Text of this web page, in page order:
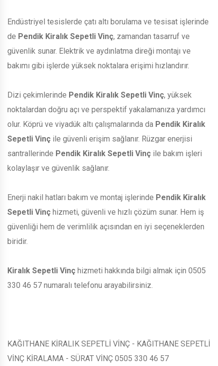
Endüstriyel tesislerde çatı altı borulama ve tesisat işlerinde
de Pendik Kiralık Sepetli Vinç, zamandan tasarruf ve
güvenlik sunar. Elektrik ve aydınlatma direği montajı ve
bakımı gibi işlerde yüksek noktalara erişimi hızlandırır.
Dizi çekimlerinde Pendik Kiralık Sepetli Vinç, yüksek
noktalardan doğru açı ve perspektif yakalamanıza yardımcı
olur. Köprü ve viyadük altı çalışmalarında da Pendik Kiralık
Sepetli Vinç ile güvenli erişim sağlanır. Rüzgar enerjisi
santrallerinde Pendik Kiralık Sepetli Vinç ile bakım işleri
kolaylaşır ve güvenlik sağlanır.
Enerji nakil hatları bakım ve montaj işlerinde Pendik Kiralık
Sepetli Vinç hizmeti, güvenli ve hızlı çözüm sunar. Hem iş
güvenliği hem de verimlilik açısından en iyi seçeneklerden
biridir.
Kiralık Sepetli Vinç hizmeti hakkında bilgi almak için 0505
330 46 57 numaralı telefonu arayabilirsiniz.
KAĞITHANE KİRALIK SEPETLİ VİNÇ - KAĞITHANE SEPETLİ
VİNÇ KİRALAMA - SÜRAT VİNÇ 0505 330 46 57